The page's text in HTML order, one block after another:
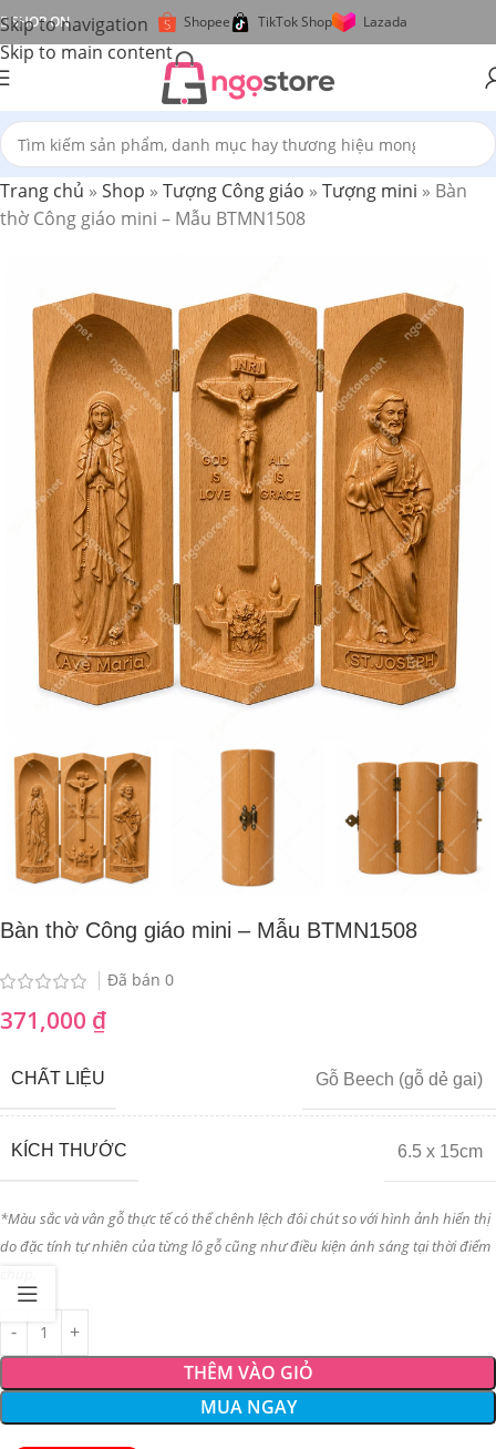
Skip to navigation
Skip to main content
SHOP ON Shopee TikTok Shop Lazada
Trang chủ » Shop » Tượng Công giáo » Tượng mini » Bàn
thờ Công giáo mini – Mẫu BTMN1508
Bàn thờ Công giáo mini – Mẫu BTMN1508
Đã bán 0
371,000 ₫
CHẤT LIỆU Gỗ Beech (gỗ dẻ gai)
KÍCH THƯỚC 6.5 x 15cm
*Màu sắc và vân gỗ thực tế có thể chênh lệch đôi chút so với hình ảnh hiển thị
do đặc tính tự nhiên của từng lô gỗ cũng như điều kiện ánh sáng tại thời điểm
THÊM VÀO GIỎ
MUA NGAY